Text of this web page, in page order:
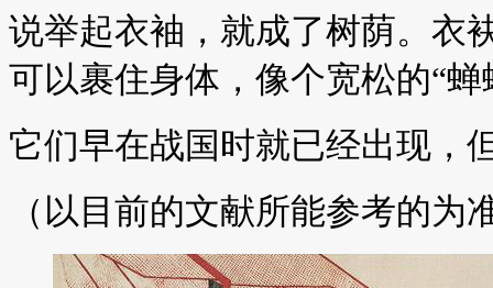
说举起衣袖，就成了树荫。衣
可以裹住身体，像个宽松的“蝉
它们早在战国时就已经出现，
（以目前的文献所能参考的为